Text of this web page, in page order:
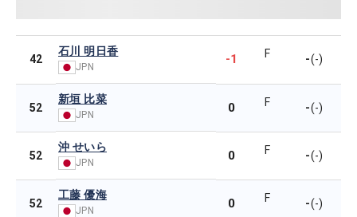
42
石川 明日香
JPN
-1 F -(-)
52
新垣 比菜
JPN 0 F -(-)
52
沖 せいら
JPN 0 F -(-)
52
工藤 優海
JPN 0 F -(-)